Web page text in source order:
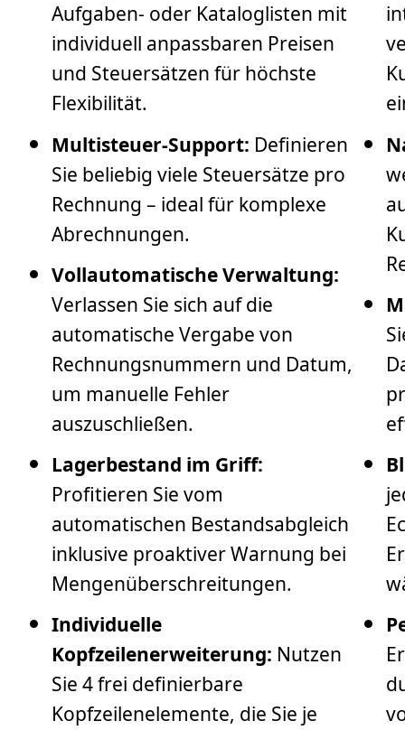
Aufgaben- oder Kataloglisten mit
individuell anpassbaren Preisen
und Steuersätzen für höchste
Flexibilität.
Multisteuer-Support: Definieren
Sie beliebig viele Steuersätze pro
Rechnung – ideal für komplexe
Abrechnungen.
Vollautomatische Verwaltung:
Verlassen Sie sich auf die
automatische Vergabe von
Rechnungsnummern und Datum,
um manuelle Fehler
auszuschließen.
Lagerbestand im Griff:
Profitieren Sie vom
automatischen Bestandsabgleich
inklusive proaktiver Warnung bei
Mengenüberschreitungen.
Individuelle
Kopfzeilenerweiterung: Nutzen
Sie 4 frei definierbare
Kopfzeilenelemente, die Sie je